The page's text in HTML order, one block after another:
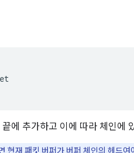
에 추가하고 이에 따라 체인에
현재 패킷 버퍼가 버퍼 체인의 헤드